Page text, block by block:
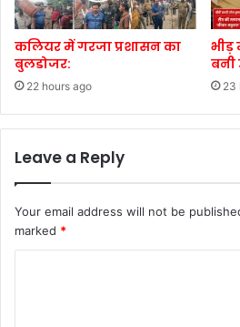
कलियर में गरजा प्रशासन का
बुलडोजर:
22 hours ago
भीड़
बनी
23
Leave a Reply
Your email address will not be
marked *